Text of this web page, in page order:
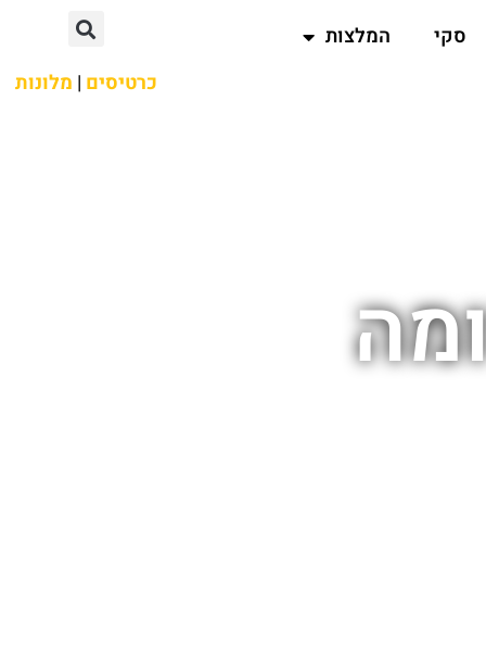
סקי
המלצות
כרטיסים | מלונות